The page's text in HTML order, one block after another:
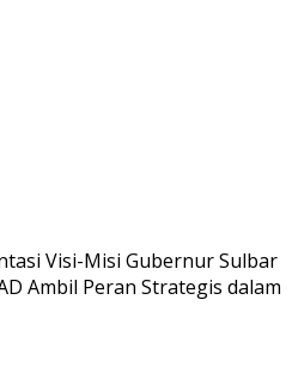
Visi-Misi Gubernur Sulbar
Ambil Peran Strategis dalam